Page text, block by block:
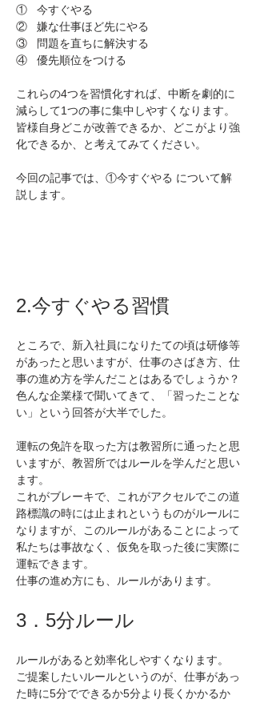
①   今すぐやる
②   嫌な仕事ほど先にやる
③   問題を直ちに解決する
④   優先順位をつける
これらの4つを習慣化すれば、中断を劇的に
減らして1つの事に集中しやすくなります。
皆様自身どこが改善できるか、どこがより強
化できるか、と考えてみてください。
今回の記事では、①今すぐやる について解
説します。
2.今すぐやる習慣
ところで、新入社員になりたての頃は研修等
があったと思いますが、仕事のさばき方、仕
事の進め方を学んだことはあるでしょうか？
色んな企業様で聞いてきて、「習ったことな
い」という回答が大半でした。
運転の免許を取った方は教習所に通ったと思
いますが、教習所ではルールを学んだと思い
ます。
これがブレーキで、これがアクセルでこの道
路標識の時には止まれというものがルールに
なりますが、このルールがあることによって
私たちは事故なく、仮免を取った後に実際に
運転できます。
仕事の進め方にも、ルールがあります。
3．5分ルール
ルールがあると効率化しやすくなります。
ご提案したいルールというのが、仕事があっ
た時に5分でできるか5分より長くかかるか